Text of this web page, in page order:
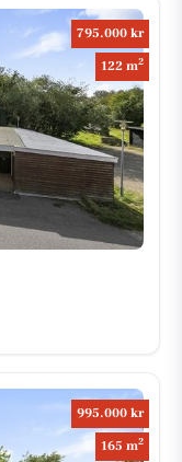
795.000 kr
122 m2
995.000 kr
165 m2